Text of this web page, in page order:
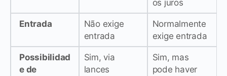
os juros
Entrada
Não exige
entrada
Normalmente
exige entrada
Possibilidad
e de
Sim, via
lances
Sim, mas
pode haver